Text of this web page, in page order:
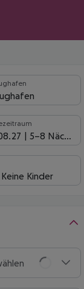
5-8 Nächte
Keine Kinder